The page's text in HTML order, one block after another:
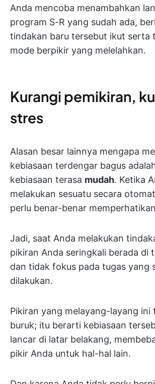
Anda mencoba menambahkan
program S-R yang sudah ada,
tindakan baru tersebut ikut serta
mode berpikir yang melelahkan.
Kurangi pemikiran,
stres
Alasan besar lainnya mengapa
kebiasaan terdengar bagus
kebiasaan terasa mudah. Ketika
melakukan sesuatu secara
perlu benar-benar
Jadi, saat Anda melakukan
pikiran Anda seringkali berada di
dan tidak fokus pada tugas yang
dilakukan.
Pikiran yang melayang-layang ini
buruk; itu berarti kebiasaan
lancar di latar belakang,
pikir Anda untuk hal-hal lain.